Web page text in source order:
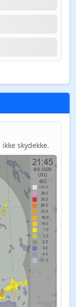
skydekke.